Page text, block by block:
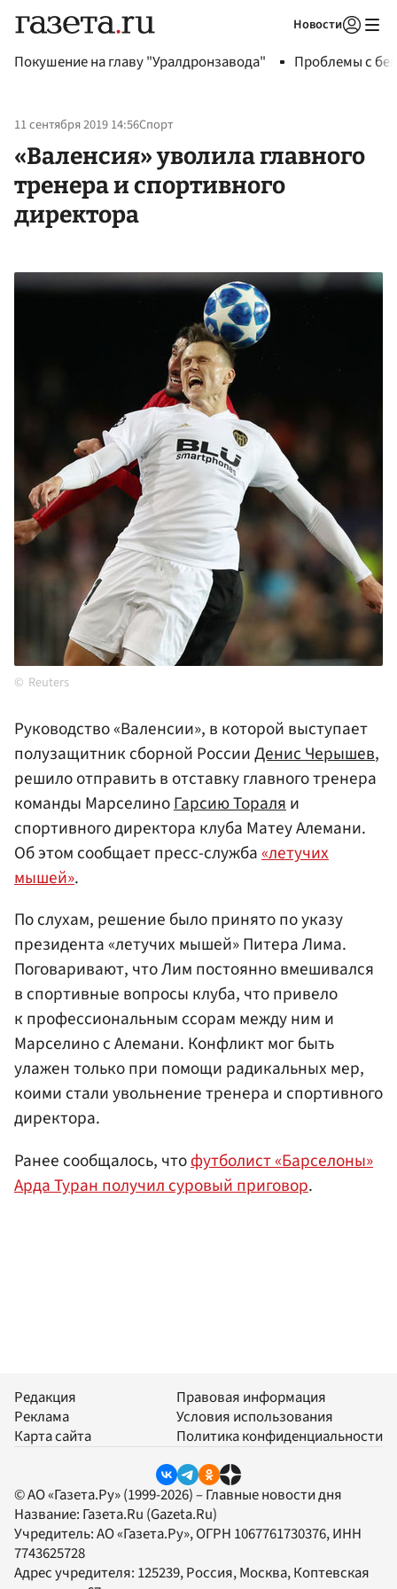
Новости
Покушение на главу "Уралдронзавода" Проблемы с
11 сентября 2019 14:56Спорт
«Валенсия» уволила главного
тренера и спортивного
директора
Reuters
Руководство «Валенсии», в которой выступает
полузащитник сборной РоссииДенис Черышев,
решило отправить в отставку главного тренера
команды МарселиноГарсию Тораляи
спортивного директора клуба Матеу Алемани.
Об этом сообщает пресс-служба«летучих
мышей».
По слухам, решение было принято по указу
президента «летучих мышей» Питера Лима.
Поговаривают, что Лим постоянно вмешивался
в спортивные вопросы клуба, что привело
к профессиональным ссорам между ним и
Марселино с Алемани. Конфликт мог быть
улажен только при помощи радикальных мер,
коими стали увольнение тренера и спортивного
директора.
Ранее сообщалось, чтофутболист «Барселоны»
Арда Туран получил суровый приговор.
Редакция
Реклама
Карта сайта
Правовая информация
Условия использования
Политика конфиденциальности
© АО «Газета.Ру» (1999-2026) – Главные новости дня
Название: Газета.Ru (Gazeta.Ru)
Учредитель:АО «Газета.Ру», ОГРН 1067761730376, ИНН
7743625728
Адрес учредителя: 125239, Россия, Москва, Коптевская